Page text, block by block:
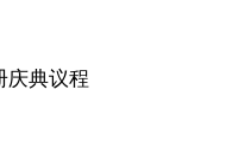
庆典议程